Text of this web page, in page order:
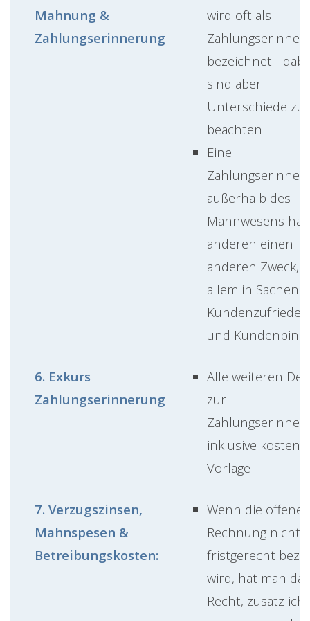
Mahnung &
Zahlungserinnerung
wird oft als
bezeichnet -
sind aber
Unterschiede zu
beachten
Eine
außerhalb des
Mahnwesens hat
anderen einen
anderen Zweck,
allem in Sachen
und
6. Exkurs
Zahlungserinnerung
Alle weiteren
zur
inklusive
Vorlage
7. Verzugszinsen,
Mahnspesen &
Betreibungskosten:
Wenn die offene
Rechnung nicht
fristgerecht
wird, hat man das
Recht, zusätzlich